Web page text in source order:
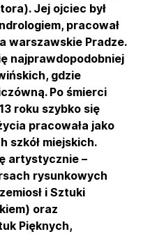
Jej ojciec był
pracował
warszawskie Pradze.
najprawdopodobniej
gdzie
Po śmierci
roku szybko się
pracowała jako
szkół miejskich.
artystycznie –
rysunkowych
i Sztuki
oraz
Pięknych,